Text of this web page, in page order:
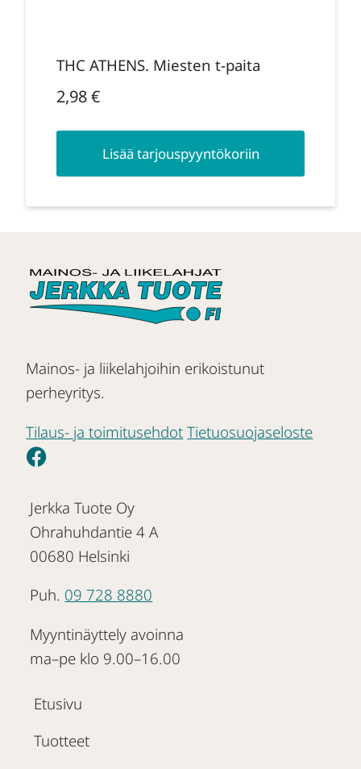
THC ATHENS. Miesten t-paita
2,98€
Lisää tarjouspyyntökoriin
Mainos- ja liikelahjoihin erikoistunut
perheyritys.
Tilaus- ja toimitusehdot Tietuosuojaseloste
Jerkka Tuote Oy
Ohrahuhdantie 4 A
00680 Helsinki
Puh. 09 728 8880
Myyntinäyttely avoinna
ma–pe klo 9.00–16.00
Etusivu
Tuotteet